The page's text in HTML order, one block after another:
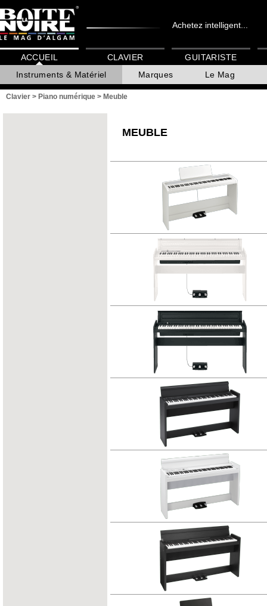
Achetez intelligent...
ACCUEIL
Instruments & Matériel
Marques Le Mag
CLAVIER GUITARISTE
Clavier > Piano numérique > Meuble
MEUBLE